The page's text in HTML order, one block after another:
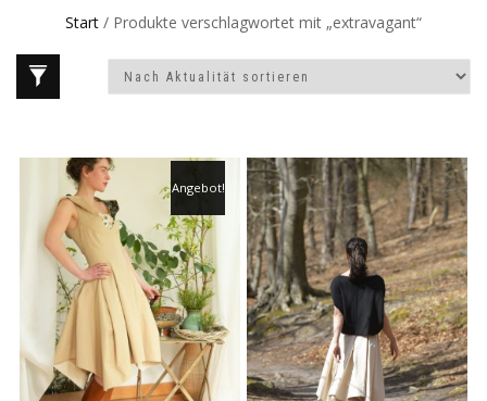
Start / Produkte verschlagwortet mit „extravagant“
Angebot!